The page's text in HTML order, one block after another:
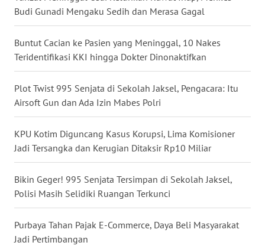
Budi Gunadi Mengaku Sedih dan Merasa Gagal
Buntut Cacian ke Pasien yang Meninggal, 10 Nakes
Teridentifikasi KKI hingga Dokter Dinonaktifkan
Plot Twist 995 Senjata di Sekolah Jaksel, Pengacara: Itu
Airsoft Gun dan Ada Izin Mabes Polri
KPU Kotim Diguncang Kasus Korupsi, Lima Komisioner
Jadi Tersangka dan Kerugian Ditaksir Rp10 Miliar
Bikin Geger! 995 Senjata Tersimpan di Sekolah Jaksel,
Polisi Masih Selidiki Ruangan Terkunci
Purbaya Tahan Pajak E-Commerce, Daya Beli Masyarakat
Jadi Pertimbangan
WN
NUSANTARA
WN
JOGJA
WN
JATIM
WN
WN
WN
KALTENG